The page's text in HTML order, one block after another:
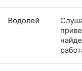
Водолей